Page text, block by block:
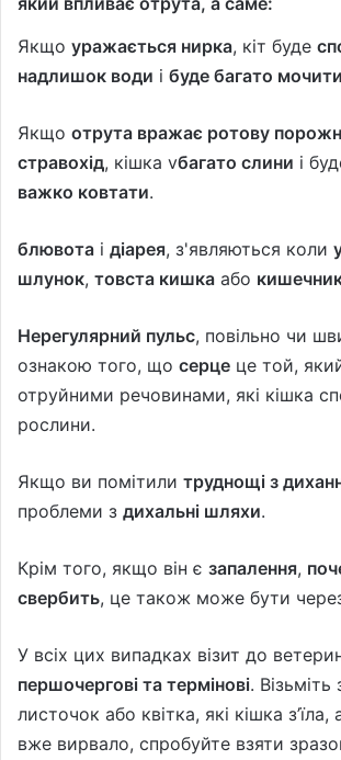
Якщо уражається нирка, кіт буде
надлишок води і буде багато
Якщо отрута вражає ротову
стравохід, кішка vбагато слини і
важко ковтати.
блювота і діарея, з'являються коли
шлунок, товста кишка або
Нерегулярний пульс, повільно чи
ознакою того, що серце це той,
отруйними речовинами, які кішка
рослини.
Якщо ви помітили труднощі з
проблеми з дихальні шляхи.
Крім того, якщо він є запалення,
свербить, це також може бути
У всіх цих випадках візит до
першочергові та термінові.
листочок або квітка, які кішка з’їла,
вже вирвало, спробуйте взяти